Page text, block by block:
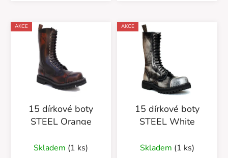
AKCE
15 dírkové boty
STEEL Orange
Skladem (1 ks)
AKCE
15 dírkové boty
STEEL White
Skladem (1 ks)